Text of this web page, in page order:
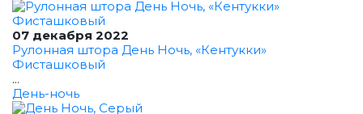
07 декабря 2022
Рулонная штора День Ночь, «Кентукки»
Фисташковый
...
День-ночь